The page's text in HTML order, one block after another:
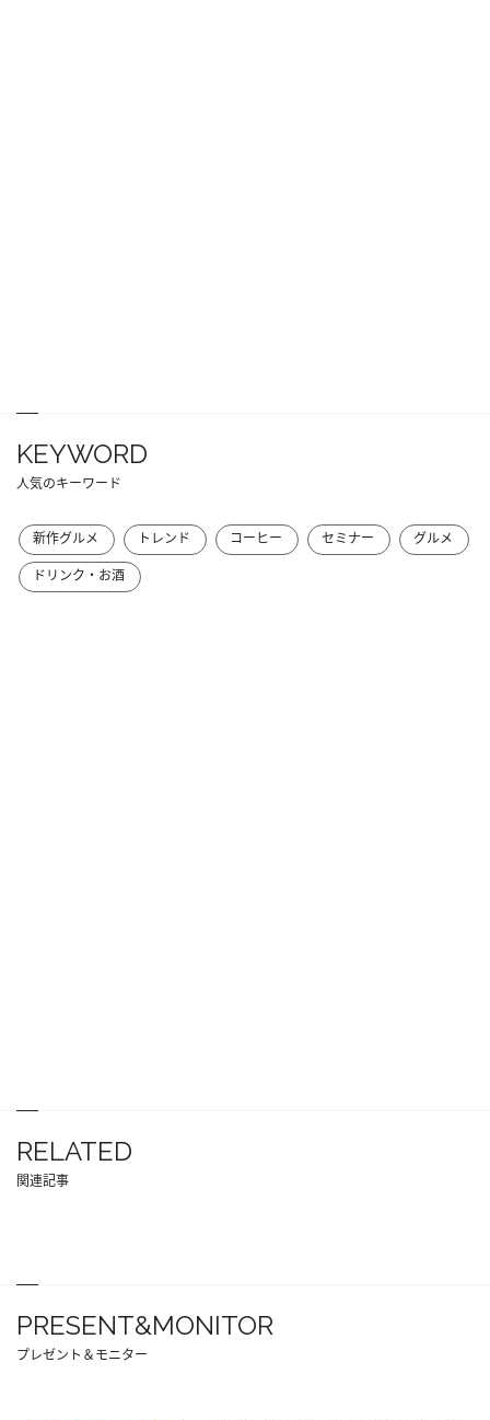
KEYWORD
人気のキーワード
新作グルメ トレンド コーヒー セミナー
グルメ
ドリンク・お酒
RELATED
関連記事
PRESENT&MONITOR
プレゼント＆モニター